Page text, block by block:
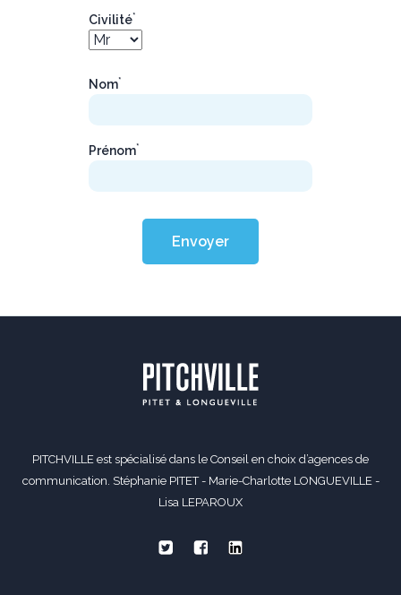
Civilité*
Nom*
Prénom*
Envoyer
PITCHVILLE est spécialisé dans le Conseil en choix d’agences de
communication. Stéphanie PITET - Marie-Charlotte LONGUEVILLE -
Lisa LEPAROUX